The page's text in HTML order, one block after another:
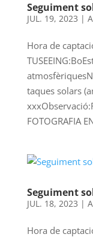
Seguiment
JUL. 19, 2023 |
Hora de
taques solars
FOTOGRAFIA
Seguiment
JUL. 18, 2023 |
Hora de